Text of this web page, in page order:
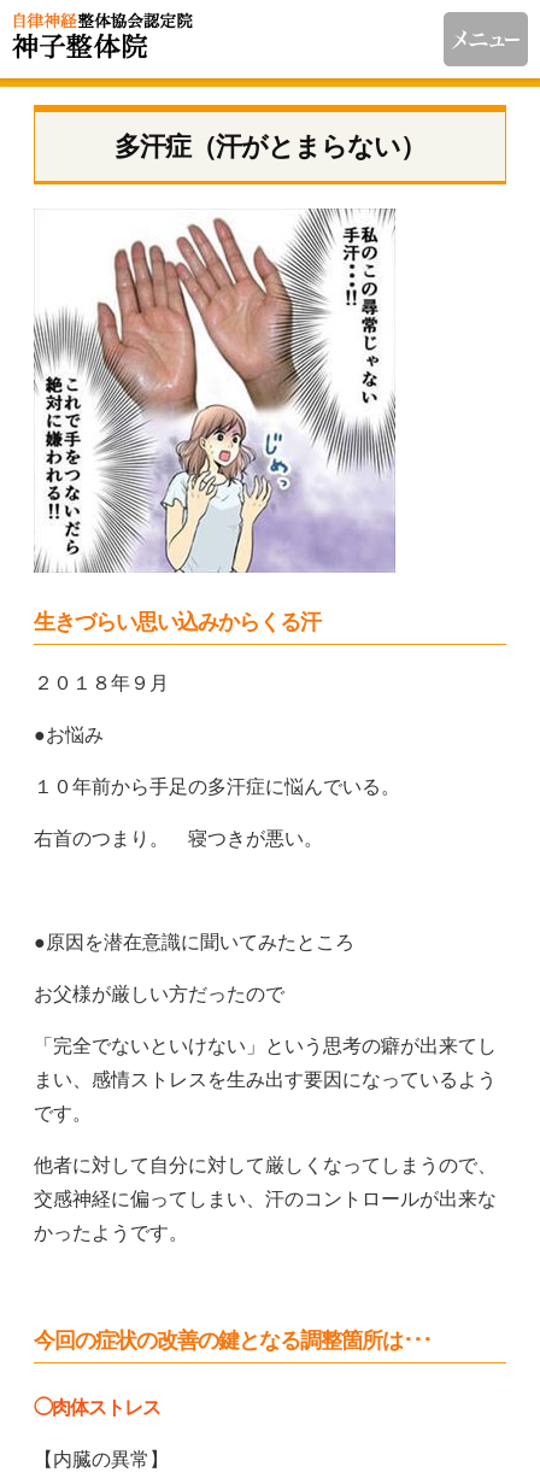
多汗症（汗がとまらない）
生きづらい思い込みからくる汗
２０１８年９月
●お悩み
１０年前から手足の多汗症に悩んでいる。
右首のつまり。 寝つきが悪い。
●原因を潜在意識に聞いてみたところ
お父様が厳しい方だったので
「完全でないといけない」という思考の癖が出来てし
まい、 感情ストレスを生み出す要因になっているよう
です。
他者に対して自分に対して厳しくなってしまうので、
交感神経に偏ってしまい、汗のコントロールが出来な
かったようです。
今回の症状の改善の鍵となる調整箇所は･･･
◯肉体ストレス
【内臓の異常】